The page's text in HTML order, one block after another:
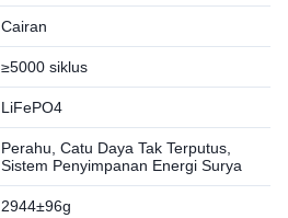
Cairan
≥5000 siklus
LiFePO4
Perahu, Catu Daya Tak Terputus,
Sistem Penyimpanan Energi Surya
2944±96g